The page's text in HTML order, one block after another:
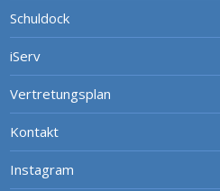
Schuldock
iServ
Vertretungsplan
Kontakt
Instagram